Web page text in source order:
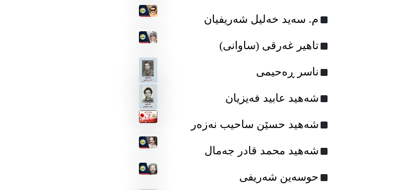
م. سه‌ید خه‌لیل شه‌ریفیان
تاهیر غەرقی (ساوانی)
ناسر ڕه‌حیمی
شه‌هید عابید فه‌یزیان
شەهید حسێن ساحیب نەزەر
شه‌هید محمد قادر جه‌مال
حوسەین شەریفی